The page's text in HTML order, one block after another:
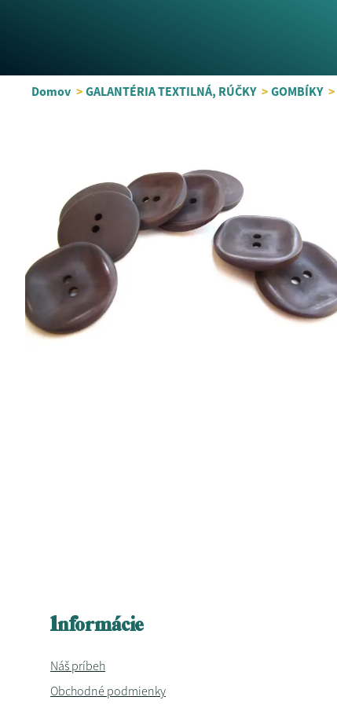
Domov > GALANTÉRIA TEXTILNÁ, RÚČKY > GOMBÍKY >
Informácie
Náš príbeh
Obchodné podmienky